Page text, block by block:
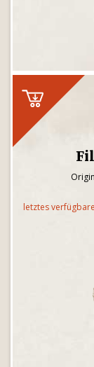
letztes